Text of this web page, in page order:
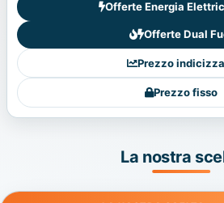
Offerte Energia
Offerte Dual
Prezzo
Prezzo fisso
La nostra